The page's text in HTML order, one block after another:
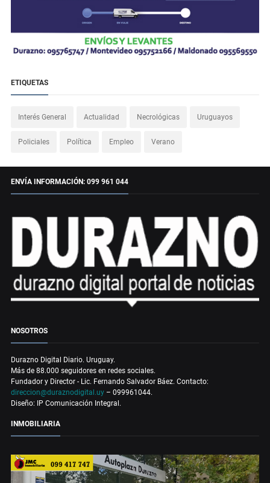
ETIQUETAS
Interés General Actualidad Necrológicas Uruguayos
Policiales Política Empleo Verano
ENVÍA INFORMACIÓN: 099 961 044
NOSOTROS
Durazno Digital Diario. Uruguay.
Más de 88.000 seguidores en redes sociales.
Fundador y Director - Lic. Fernando Salvador Báez. Contacto:
direccion@duraznodigital.uy – 099961044.
Diseño: IP Comunicación Integral.
INMOBILIARIA